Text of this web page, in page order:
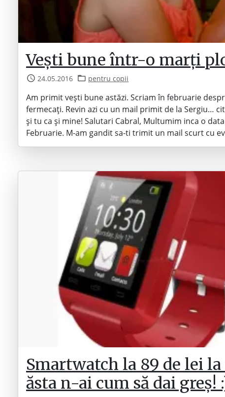
Vești bune într-o marți
24.05.2016 pentru copii
Am primit vești bune astăzi. Scriam în februarie
fermecați. Revin azi cu un mail primit de la Sergiu…
și tu ca și mine! Salutari Cabral, Multumim inca o
Februarie. M-am gandit sa-ti trimit un mail scurt cu
Smartwatch la 89 de lei la
ăsta n-ai cum să dai greș!